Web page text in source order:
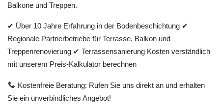
Balkone und Treppen.
✔ Über 10 Jahre Erfahrung in der Bodenbeschichtung ✔
Regionale Partnerbetriebe für Terrasse, Balkon und
Treppenrenovierung ✔ Terrassensanierung Kosten verständlich
mit unserem Preis-Kalkulator berechnen
Kostenfreie Beratung: Rufen Sie uns direkt an und erhalten
Sie ein unverbindliches Angebot!